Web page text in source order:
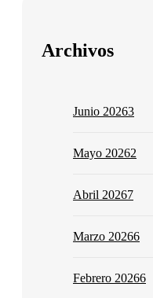
Archivos
Junio 20263
Mayo 20262
Abril 20267
Marzo 20266
Febrero 20266